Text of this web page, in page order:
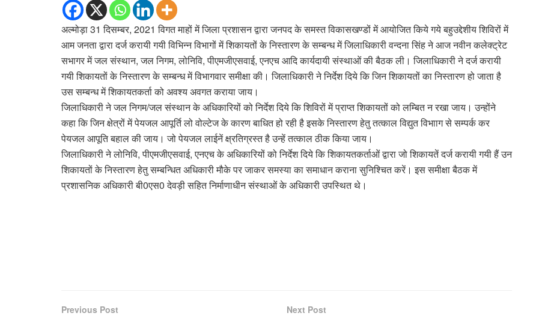
अल्मोड़ा 31 दिसम्बर, 2021 विगत माहों में जिला प्रशासन द्वारा जनपद के समस्त विकासखण्डों में आयोजित किये गये बहुउद्देशीय शिविरों में
आम जनता द्वारा दर्ज करायी गयी विभिन्न विभागों में शिकायतों के निस्तारण के सम्बन्ध में जिलाधिकारी वन्दना सिंह ने आज नवीन कलेक्ट्रेट
सभागर में जल संस्थान, जल निगम, लोनिवि, पीएमजीएसवाई, एनएच आदि कार्यदायी संस्थाओं की बैठक ली। जिलाधिकारी ने दर्ज करायी
गयी शिकायतों के निस्तारण के सम्बन्ध में विभागवार समीक्षा की। जिलाधिकारी ने निर्देश दिये कि जिन शिकायतों का निस्तारण हो जाता है
उस सम्बन्ध में शिकायतकर्ता को अवश्य अवगत कराया जाय।
जिलाधिकारी ने जल निगम/जल संस्थान के अधिकारियों को निर्देश दिये कि शिविरों में प्राप्त शिकायतों को लम्बित न रखा जाय। उन्होंने
कहा कि जिन क्षेत्रों में पेयजल आपूर्ति लो वोल्टेज के कारण बाधित हो रही है इसके निस्तारण हेतु तत्काल विद्युत विभााग से सम्पर्क कर
पेयजल आपूति बहाल की जाय। जो पेयजल लाईनें क्ष्रतिग्रस्त है उन्हें तत्काल ठीक किया जाय।
जिलाधिकारी ने लोनिवि, पीएमजीएसवाई, एनएच के अधिकारियों को निर्देश दिये कि शिकायतकर्ताओं द्वारा जो शिकायतें दर्ज करायी गयी हैं उन
शिकायतों के निस्तारण हेतु सम्बन्धित अधिकारी मौके पर जाकर समस्या का समाधान कराना सुनिश्चित करें। इस समीक्षा बैठक में
प्रशासनिक अधिकारी बी0एस0 देवड़ी सहित निर्माणाधीन संस्थाओं के अधिकारी उपस्थित थे।
Previous Post Next Post